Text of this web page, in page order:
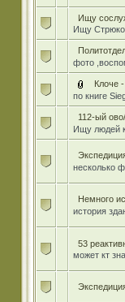
Ищу
Ищу
фото
Клоче
по книге
112-ый
Ищу людей
несколько
Немного
история
53
может кт